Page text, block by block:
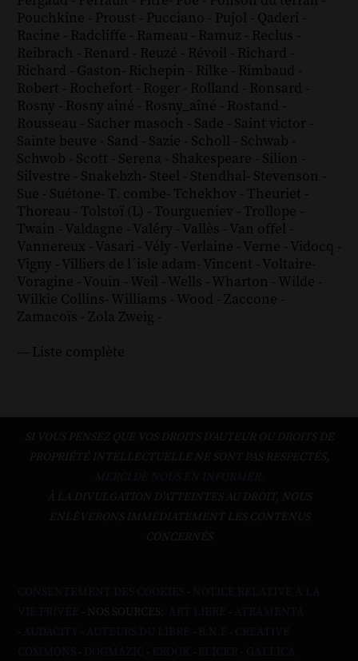
Pouchkine - Proust - Pucciano - Pujol - Qaderi -
Racine - Radcliffe - Rameau - Ramuz - Reclus -
Reibrach - Renard - Reuzé - Révoil - Richard -
Richard - Gaston- Richepin - Rilke - Rimbaud -
Robert - Rochefort - Roger - Rolland - Ronsard -
Rosny - Rosny aîné - Rosny_aîné - Rostand -
Rousseau - Sacher masoch - Sade - Saint victor -
Sainte beuve - Sand - Sazie - Scholl - Schwab -
Schwob - Scott - Serena - Shakespeare - Silion -
Silvestre - Snakebzh- Steel - Stendhal- Stevenson -
Sue - Suétone- T. combe- Tchekhov - Theuriet -
Thoreau - Tolstoï (L) - Tourgueniev - Trollope -
Twain - Valdagne - Valéry - Vallès - Van offel -
Vannereux - Vasari - Vély - Verlaine - Verne - Vidocq -
Vigny - Villiers de l´isle adam- Vincent - Voltaire-
Voragine - Vouin - Weil - Wells - Wharton - Wilde -
Wilkie Collins- Williams - Wood - Zaccone -
Zamacoïs - Zola Zweig -
--- Liste complète